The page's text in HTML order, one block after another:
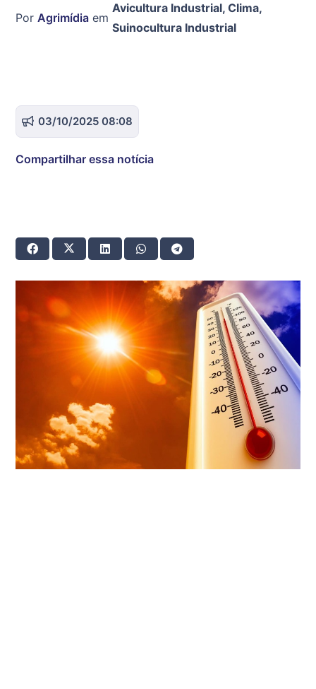
Por Agrimídia em
Avicultura Industrial, Clima,
Suinocultura Industrial
03/10/2025 08:08
Compartilhar essa notícia